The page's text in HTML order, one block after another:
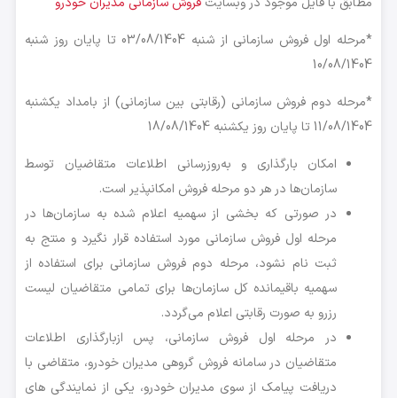
*مرحله اول فروش سازمانی از شنبه 03/08/1404 تا پایان روز شنبه
10/08/1404
*مرحله دوم فروش سازمانی (رقابتی بین سازمانی) از بامداد یکشنبه
11/08/1404 تا پایان روز یکشنبه 18/08/1404
امکان بارگذاری و به‌روزرسانی اطلاعات متقاضیان توسط
سازمان‌ها در هر دو مرحله فروش امکانپذیر است.
در صورتی که بخشی از سهمیه اعلام شده به سازمان‌ها در
مرحله اول فروش سازمانی مورد استفاده قرار نگیرد و منتج به
ثبت نام نشود، مرحله دوم فروش سازمانی برای استفاده از
سهمیه باقیمانده کل سازمان‌ها برای تمامی متقاضیان لیست
رزرو به صورت رقابتی اعلام می‌گردد.
در مرحله اول فروش سازمانی، پس ازبارگذاری اطلاعات
متقاضیان در سامانه فروش گروهی مدیران خودرو، متقاضی با
دریافت پیامک از سوی مدیران خودرو، یکی از نمایندگی های